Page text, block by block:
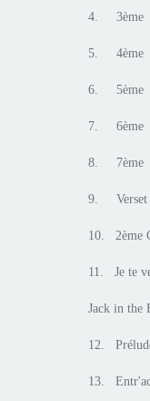
4. 3ème
5. 4ème
6. 5ème
7. 6ème
8. 7ème
9. Verset
10. 2ème
11. Je te
Jack in the
12.
13.